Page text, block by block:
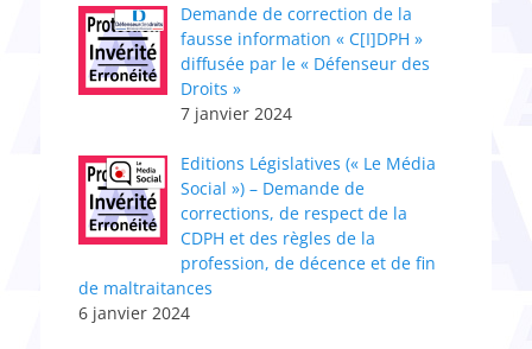
Demande de correction de la
fausse information « C[I]DPH »
diffusée par le « Défenseur des
Droits »
7 janvier 2024
Editions Législatives (« Le Média
Social ») – Demande de
corrections, de respect de la
CDPH et des règles de la
profession, de décence et de fin
de maltraitances
6 janvier 2024